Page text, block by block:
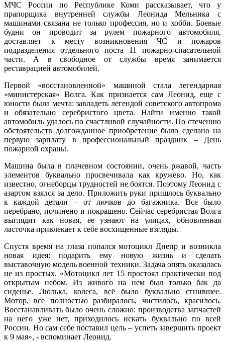
МЧС России по Республике Коми рассказывает, что у
прапорщика внутренней службы Леонида Мельника с
машинами связана не только профессия, но и хобби. Боевые
будни он проводит за рулем пожарного автомобиля,
доставляет к месту возникновения ЧС и пожаров
подразделения отдельного поста 11 пожарно-спасательной
части. А в свободное от службы время занимается
реставрацией автомобилей.
Первой «восстановленной» машиной стала легендарная
«министерская» Волга. Как признается сам Леонид, еще с
юности была мечта: завладеть легендой советского автопрома
и обязательно серебристого цвета. Найти именно такой
автомобиль удалось по счастливой случайности. По стечению
обстоятельств долгожданное приобретение было сделано на
первую зарплату в профессиональный праздник – День
пожарной охраны.
Машина была в плачевном состоянии, очень ржавой, часть
элементов буквально просвечивала как кружево. Но, как
известно, огнеборцы трудностей не боятся. Поэтому Леонид с
азартом взялся за дело. Приложить руки пришлось буквально
к каждой детали – от лючков до багажника. Все было
перебрано, починено и покрашено. Сейчас серебристая Волга
выглядит как новая, ее узнают на улицах, обновленная
ласточка привлекает к себе восхищенные взгляды.
Спустя время на глаза попался мотоцикл Днепр и возникла
новая идея: подарить ему новую жизнь и сделать
выставочную модель военной техники. Задача опять оказалась
не из простых. «Мотоцикл лет 15 простоял практически под
открытым небом. Из живого на нем был только бак да
сиденье. Люлька, колеса, всё было буквально сгнившее.
Мотор, все полностью разбиралось, чистилось, красилось.
Восстанавливать было очень сложно: производства запчастей
на него уже нет, приходилось искать буквально по всей
России. Но сам себе поставил цель – успеть завершить проект
к 9 мая», - вспоминает Леонид.